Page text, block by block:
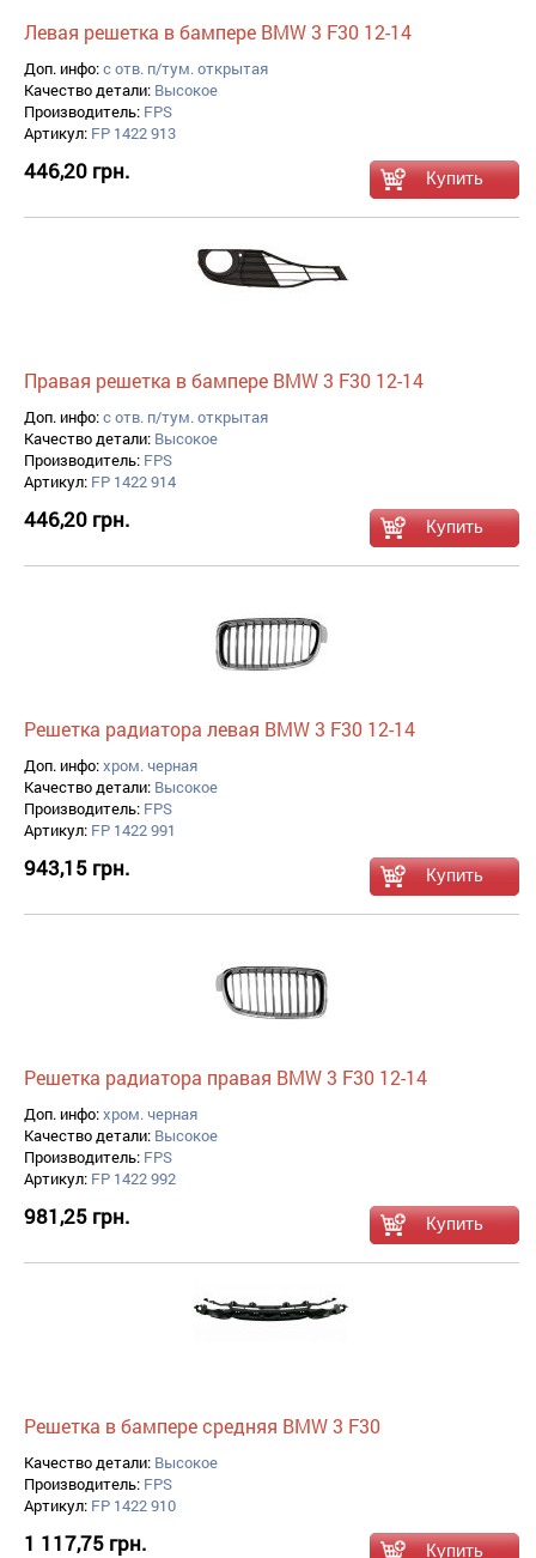
Левая решетка в бампере BMW 3 F30 12-14
Доп. инфо:с отв. п/тум. открытая
Качество детали: Высокое
Производитель: FPS
Артикул: FP 1422 913
446,20 грн.
Правая решетка в бампере BMW 3 F30 12-14
Доп. инфо:с отв. п/тум. открытая
Качество детали: Высокое
Производитель: FPS
Артикул: FP 1422 914
446,20 грн.
Решетка радиатора левая BMW 3 F30 12-14
Доп. инфо:хром. черная
Качество детали: Высокое
Производитель: FPS
Артикул: FP 1422 991
943,15 грн.
Решетка радиатора правая BMW 3 F30 12-14
Доп. инфо:хром. черная
Качество детали: Высокое
Производитель: FPS
Артикул: FP 1422 992
981,25 грн.
Решетка в бампере средняя BMW 3 F30
Качество детали: Высокое
Производитель: FPS
Артикул: FP 1422 910
1 117,75 грн.